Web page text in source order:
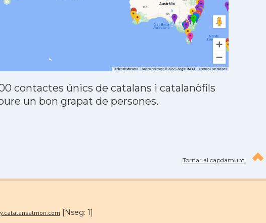
contactes únics de catalans i catalanòfils
un bon grapat de persones.
Tornar al capdamunt
[Nseg: 1]